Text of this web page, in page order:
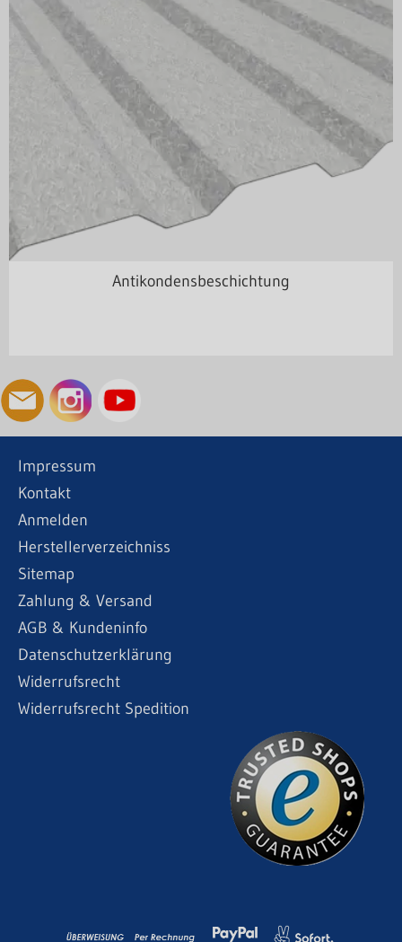
Antikondensbeschichtung
Impressum
Kontakt
Anmelden
Herstellerverzeichniss
Sitemap
Zahlung & Versand
AGB & Kundeninfo
Datenschutzerklärung
Widerrufsrecht
Widerrufsrecht Spedition